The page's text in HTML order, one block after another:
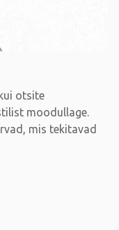
otsite
moodullage.
mis tekitavad